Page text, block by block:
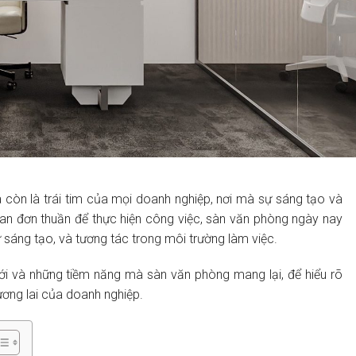
là trái tim của mọi doanh nghiệp, nơi mà sự sáng tạo và
đơn thuần để thực hiện công việc, sàn văn phòng ngày nay
tạo, và tương tác trong môi trường làm việc.
và những tiềm năng mà sàn văn phòng mang lại, để hiểu rõ
lai của doanh nghiệp.